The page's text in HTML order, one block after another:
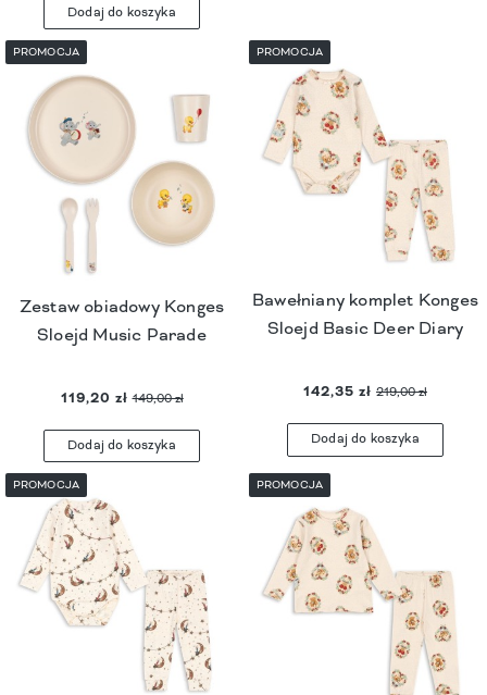
Dodaj do koszyka
Zestaw obiadowy Konges
Sloejd Music Parade
119,20 zł 149,00 zł
Dodaj do koszyka
PROMOCJA
Bawełniany komplet Konges
Sloejd Basic Deer Diary
142,35 zł 219,00 zł
Dodaj do koszyka
PROMOCJA
PROMOCJA PROMOCJA